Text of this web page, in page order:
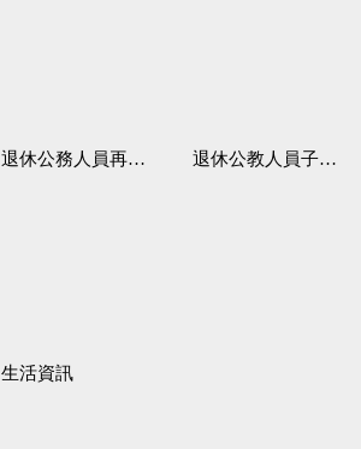
退休公務人員再任職務 退休公教人員子女教育補助規定
生活資訊